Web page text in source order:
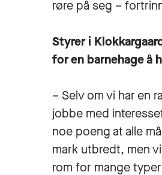
røre på seg –
Styrer i
for en barnehage å
– Selv om vi har en
jobbe med
noe poeng at alle
mark utbredt, men
rom for mange